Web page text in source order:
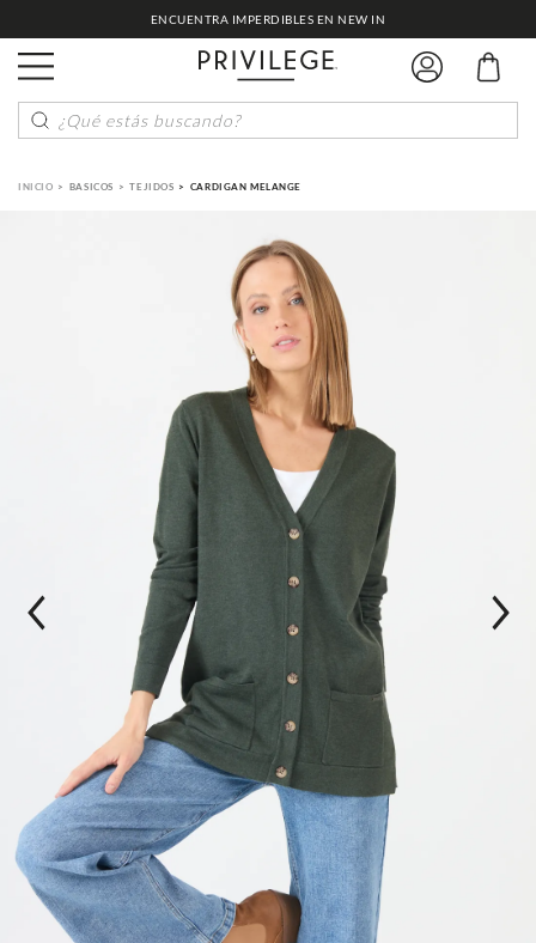
ENCUENTRA IMPERDIBLES EN NEW IN
¿Qué estás buscando?
BASICOS TEJIDOS CARDIGAN MELANGE